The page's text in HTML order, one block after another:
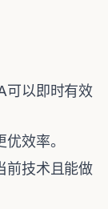
可以即时有效
效率。
前技术且能做